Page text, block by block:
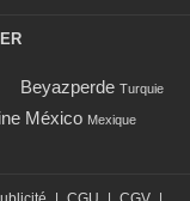
Beyazperde Turquie
México Mexique